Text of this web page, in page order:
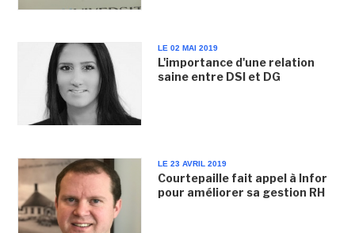
LE 02 MAI 2019
L'importance d'une relation
saine entre DSI et DG
LE 23 AVRIL 2019
Courtepaille fait appel à Infor
pour améliorer sa gestion RH